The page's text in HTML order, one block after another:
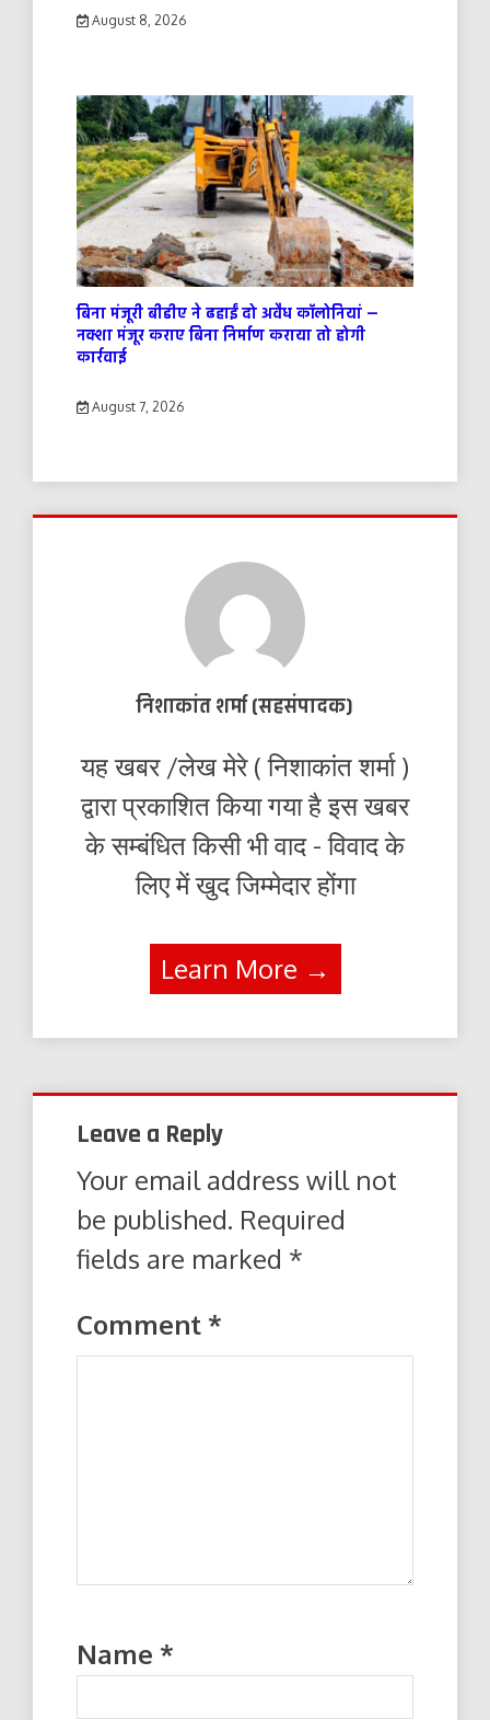
August 8, 2026
बिना मंजूरी बीडीए ने ढहाईं दो अवैध कॉलोनियां —
नक्शा मंजूर कराए बिना निर्माण कराया तो होगी
कार्रवाई
August 7, 2026
निशाकांत शर्मा (सहसंपादक)
यह खबर /लेख मेरे ( निशाकांत शर्मा )
द्वारा प्रकाशित किया गया है इस खबर
के सम्बंधित किसी भी वाद - विवाद के
लिए में खुद जिम्मेदार होंगा
Learn More →
Leave a Reply
Your email address will not
be published. Required
fields are marked *
Comment *
Name *